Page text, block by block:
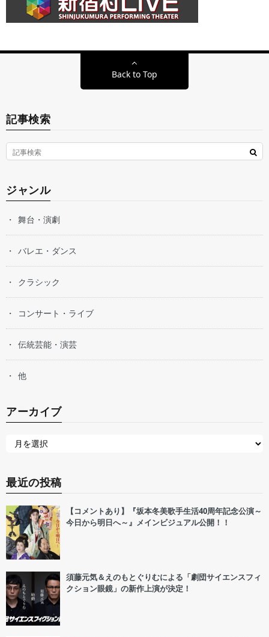
Back to Top
記事検索
ジャンル
舞台・演劇
バレエ・ダンス
クラシック
コンサート・ライブ
伝統芸能・演芸
他
アーカイブ
最近の投稿
【コメントあり】『坂本冬美歌手生活40周年記念公演～
今日から明日へ～』メインビジュアル公開！！
須藤元気＆えのもとぐりむによる「劇団サイエンスフィ
クション眼鏡」の新作上演が決定！